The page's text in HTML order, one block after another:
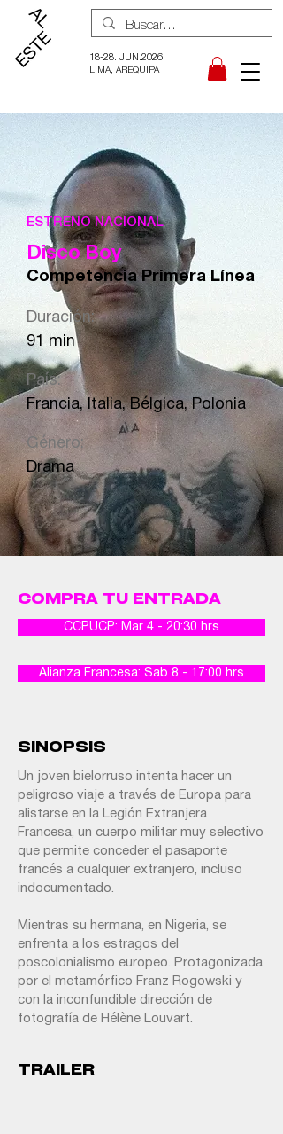
18-28. JUN.2026
LIMA, AREQUIPA
ESTRENO NACIONAL
Disco Boy
Competencia Primera Línea
Duración:
91 min
País:
Francia, Italia, Bélgica, Polonia
Género:
Drama
COMPRA TU ENTRADA
CCPUCP: Mar 4 - 20:30 hrs
Alianza Francesa: Sab 8 - 17:00 hrs
SINOPSIS
Un joven bielorruso intenta hacer un
peligroso viaje a través de Europa para
alistarse en la Legión Extranjera
Francesa, un cuerpo militar muy selectivo
que permite conceder el pasaporte
francés a cualquier extranjero, incluso
indocumentado.
Mientras su hermana, en Nigeria, se
enfrenta a los estragos del
poscolonialismo europeo. Protagonizada
por el metamórfico Franz Rogowski y
con la inconfundible dirección de
fotografía de Hélène Louvart.
TRAILER